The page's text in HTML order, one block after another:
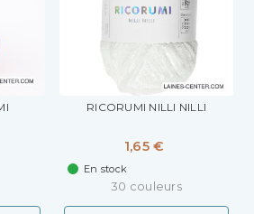
RICORUMI NILLI NILLI
1,65 €
En stock
30 couleurs